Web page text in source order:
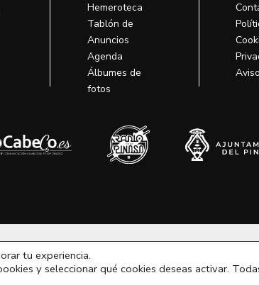
Hemeroteca
Tablón de
Anuncios
Agenda
Álbumes de
fotos
tu experiencia.
y seleccionar qué cookies deseas activar.